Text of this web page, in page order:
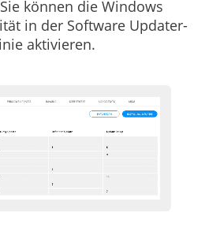
können die Windows
in der Software Updater-
aktivieren.